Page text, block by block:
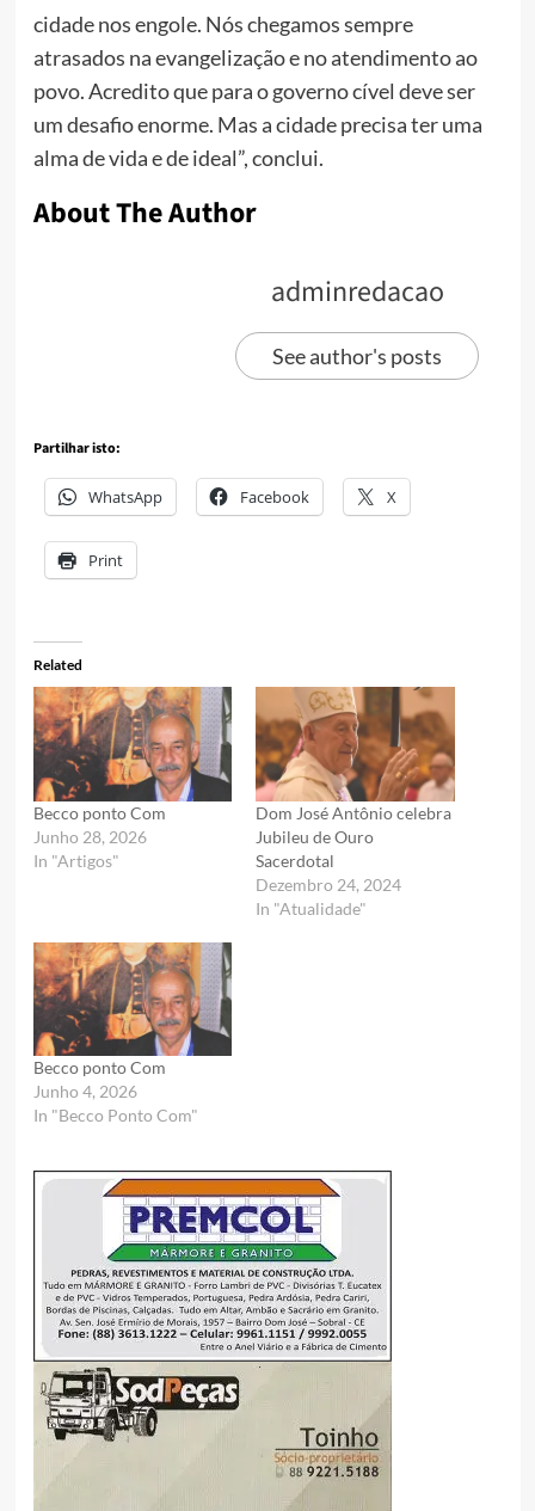
cidade nos engole. Nós chegamos sempre
atrasados na evangelização e no atendimento ao
povo. Acredito que para o governo cível deve ser
um desafio enorme. Mas a cidade precisa ter uma
alma de vida e de ideal”, conclui.
About The Author
adminredacao
See author's posts
Partilhar isto:
WhatsApp Facebook X
Print
Related
Becco ponto Com
Junho 28, 2026
In "Artigos"
Dom José Antônio celebra
Jubileu de Ouro
Sacerdotal
Dezembro 24, 2024
In "Atualidade"
Becco ponto Com
Junho 4, 2026
In "Becco Ponto Com"